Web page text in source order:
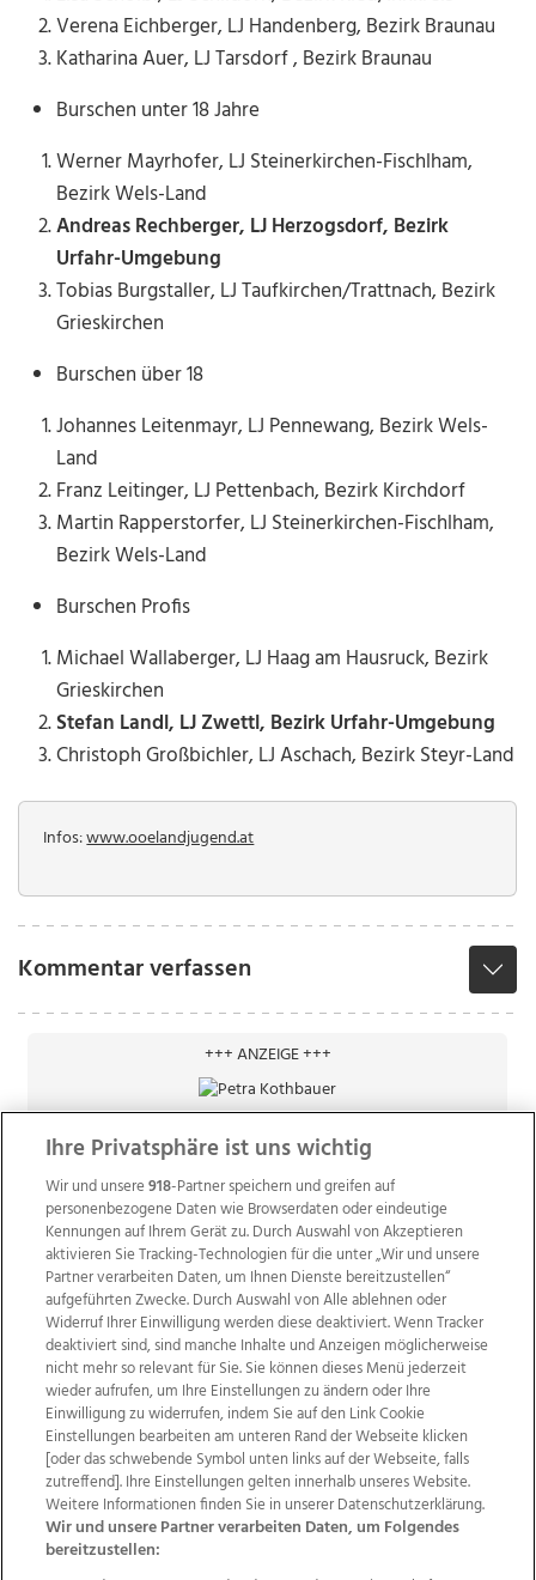
Verena Eichberger, LJ Handenberg, Bezirk Braunau
Katharina Auer, LJ Tarsdorf , Bezirk Braunau
Burschen unter 18 Jahre
Werner Mayrhofer, LJ Steinerkirchen-Fischlham,
Bezirk Wels-Land
Andreas Rechberger, LJ Herzogsdorf, Bezirk
Urfahr-Umgebung
Tobias Burgstaller, LJ Taufkirchen/Trattnach, Bezirk
Grieskirchen
Burschen über 18
Johannes Leitenmayr, LJ Pennewang, Bezirk Wels-
Land
Franz Leitinger, LJ Pettenbach, Bezirk Kirchdorf
Martin Rapperstorfer, LJ Steinerkirchen-Fischlham,
Bezirk Wels-Land
Burschen Profis
Michael Wallaberger, LJ Haag am Hausruck, Bezirk
Grieskirchen
Stefan Landl, LJ Zwettl, Bezirk Urfahr-Umgebung
Christoph Großbichler, LJ Aschach, Bezirk Steyr-Land
Infos:www.ooelandjugend.at
Kommentar verfassen
+++ ANZEIGE +++
Wir über uns Mediadaten Kontakt
Jobs
Datenschutz
Impressum
AGB Anzeigekunden
AGB Website
Ehrenkodex Politische Werbung
Ihre Privatsphäre ist uns wichtig
Wir und unsere918-Partner speichern und greifen auf
personenbezogene Daten wie Browserdaten oder eindeutige
Kennungen auf Ihrem Gerät zu. Durch Auswahl von Akzeptieren
aktivieren Sie Tracking-Technologien für die unter „Wir und unsere
Partner verarbeiten Daten, um Ihnen Dienste bereitzustellen“
aufgeführten Zwecke. Durch Auswahl von Alle ablehnen oder
Widerruf Ihrer Einwilligung werden diese deaktiviert. Wenn Tracker
deaktiviert sind, sind manche Inhalte und Anzeigen möglicherweise
nicht mehr so relevant für Sie. Sie können dieses Menü jederzeit
wieder aufrufen, um Ihre Einstellungen zu ändern oder Ihre
Einwilligung zu widerrufen, indem Sie auf den Link Cookie
Einstellungen bearbeiten am unteren Rand der Webseite klicken
[oder das schwebende Symbol unten links auf der Webseite, falls
zutreffend]. Ihre Einstellungen gelten innerhalb unseres Website.
Weitere Informationen finden Sie in unserer Datenschutzerklärung.
Wir und unsere Partner verarbeiten Daten, um Folgendes
bereitzustellen: